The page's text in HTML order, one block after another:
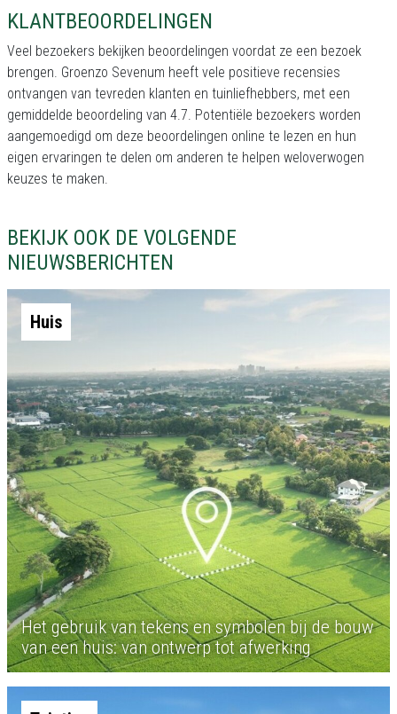
KLANTBEOORDELINGEN
Veel bezoekers bekijken beoordelingen voordat ze een bezoek
brengen. Groenzo Sevenum heeft vele positieve recensies
ontvangen van tevreden klanten en tuinliefhebbers, met een
gemiddelde beoordeling van 4.7. Potentiële bezoekers worden
aangemoedigd om deze beoordelingen online te lezen en hun
eigen ervaringen te delen om anderen te helpen weloverwogen
keuzes te maken.
BEKIJK OOK DE VOLGENDE
NIEUWSBERICHTEN
Huis
Het gebruik van tekens en symbolen bij de bouw
van een huis: van ontwerp tot afwerking